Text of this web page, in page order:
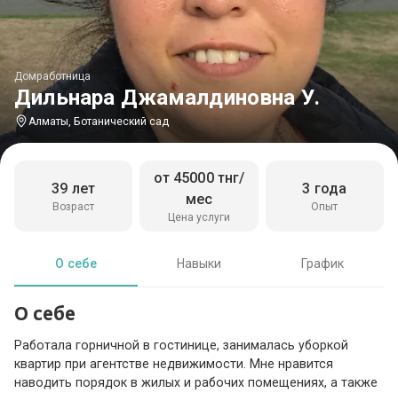
Дильнара Джамалдиновна У.
Домработница
Алматы, Ботанический сад
Возраст
39 лет
Цена услуги
от 45000 тнг/
мес
Опыт
3 года
О себе Навыки График
О себе
Работала горничной в гостинице, занималась уборкой
квартир при агентстве недвижимости. Мне нравится
наводить порядок в жилых и рабочих помещениях, а также